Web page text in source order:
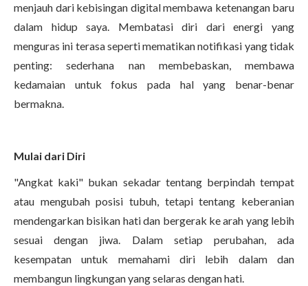
menjauh dari kebisingan digital membawa ketenangan baru
dalam hidup saya. Membatasi diri dari energi yang
menguras ini terasa seperti mematikan notifikasi yang tidak
penting: sederhana nan membebaskan, membawa
kedamaian untuk fokus pada hal yang benar-benar
bermakna.
Mulai dari Diri
"Angkat kaki" bukan sekadar tentang berpindah tempat
atau mengubah posisi tubuh, tetapi tentang keberanian
mendengarkan bisikan hati dan bergerak ke arah yang lebih
sesuai dengan jiwa. Dalam setiap perubahan, ada
kesempatan untuk memahami diri lebih dalam dan
membangun lingkungan yang selaras dengan hati.